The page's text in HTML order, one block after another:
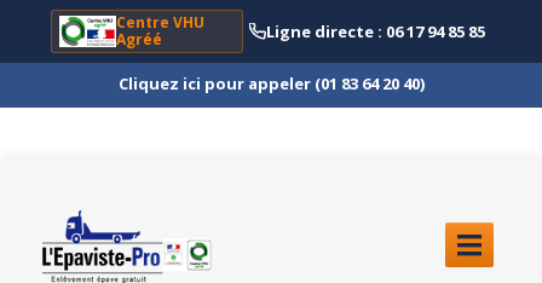
Centre VHU
Agréé
Ligne directe : 06 17 94 85 85
Cliquez ici pour appeler (01 83 64 20 40)